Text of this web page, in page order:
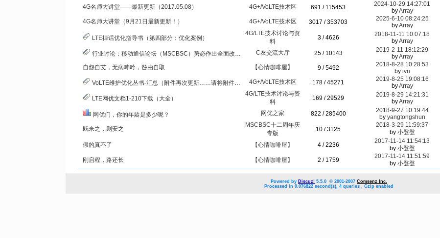
4G名师大讲堂——最新更新（2017.05.08）
4G+/VoLTE技术区 691 / 115453
2024-10-29 14:27:01
byArray
4G名师大讲堂（9月21日最新更新！）
4G+/VoLTE技术区 3017 / 353703
2025-6-10 08:24:25
byArray
LTE掉话优化指导书（第四部分：优化案例）
4G/LTE技术讨论与资
料
3 / 4626
2018-11-11 10:07:18
byArray
行业讨论：移动通信论坛（MSCBSC）势必作出全面改革来适应新的互联网时代（投票）
C友交流大厅 25 / 10143
2019-2-11 18:12:29
byArray
自怨自艾，无病呻吟，咎由自取
【心情咖啡屋】 9 / 5492
2018-8-28 10:28:53
by ivn
VoLTE维护优化丛书-汇总（附件再次更新……请将附件下载完全,我测试无问题!）
4G+/VoLTE技术区 178 / 45271
2019-8-25 19:08:16
byArray
LTE网优文档1-210下载（大全）
4G/LTE技术讨论与资
料
169 / 29529
2019-8-29 14:21:31
byArray
网优们，你的年龄是多少呢？
网优之家 822 / 285400
2018-9-27 10:19:44
by yangtongshun
既来之，则安之
MSCBSC十二周年庆
专版
10 / 3125
2018-3-29 11:59:37
by 小登登
假的真不了
【心情咖啡屋】 4 / 2236
2017-11-14 11:54:13
by 小登登
刚启程，路还长
【心情咖啡屋】 2 / 1759
2017-11-14 11:51:59
by 小登登
Powered by Discuz! 5.5.0 © 2001-2007 Comsenz Inc.
Processed in 0.076822 second(s), 4 queries , Gzip enabled